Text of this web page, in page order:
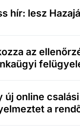
hír: lesz
az
új online
a